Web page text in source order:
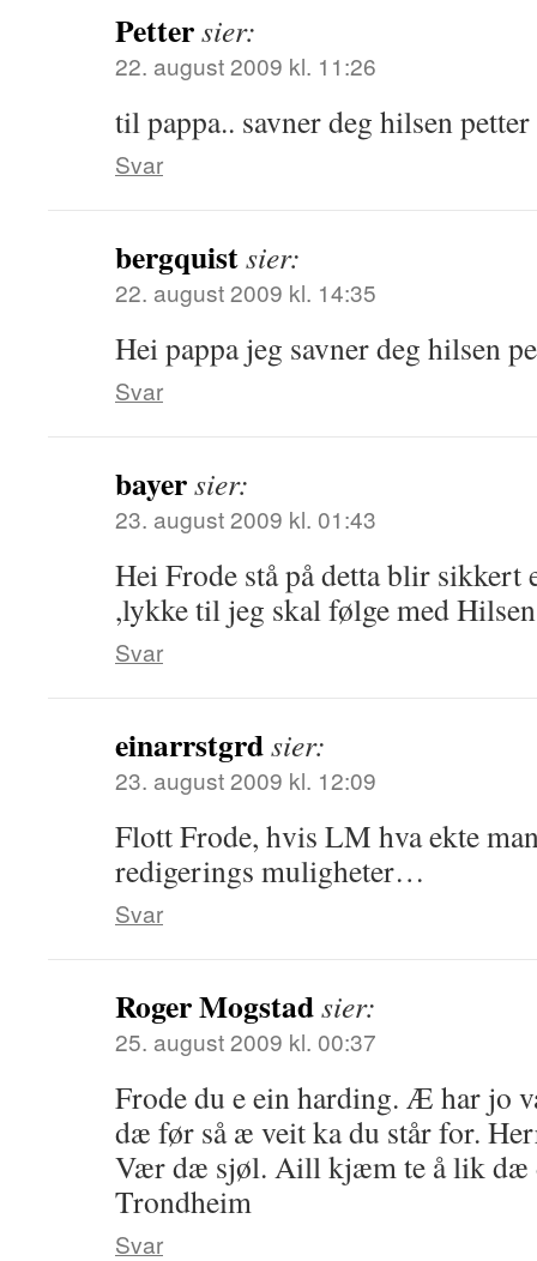
Pettersier:
22. august 2009 kl. 11:26
til pappa.. savner deg hilsen petter
Svar
bergquistsier:
22. august 2009 kl. 14:35
Hei pappa jeg savner deg hilsen
Svar
bayersier:
23. august 2009 kl. 01:43
Hei Frode stå på detta blir sikkert
,lykke til jeg skal følge med
Svar
einarrstgrdsier:
23. august 2009 kl. 12:09
Flott Frode, hvis LM hva ekte
redigerings muligheter…
Svar
Roger Mogstadsier:
25. august 2009 kl. 00:37
Frode du e ein harding. Æ har jo
dæ før så æ veit ka du står for.
Vær dæ sjøl. Aill kjæm te å lik dæ
Trondheim
Svar